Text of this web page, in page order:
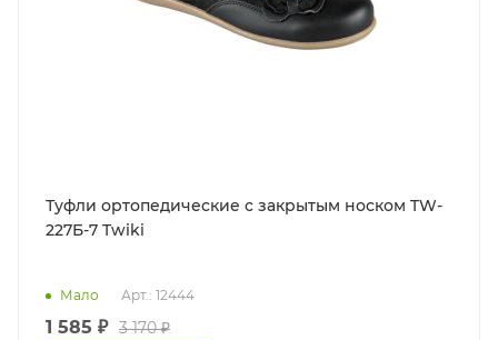
Туфли ортопедические с закрытым носком TW-
227Б-7 Twiki
Мало Арт.: 12444
1 585 ₽ 3 170 ₽